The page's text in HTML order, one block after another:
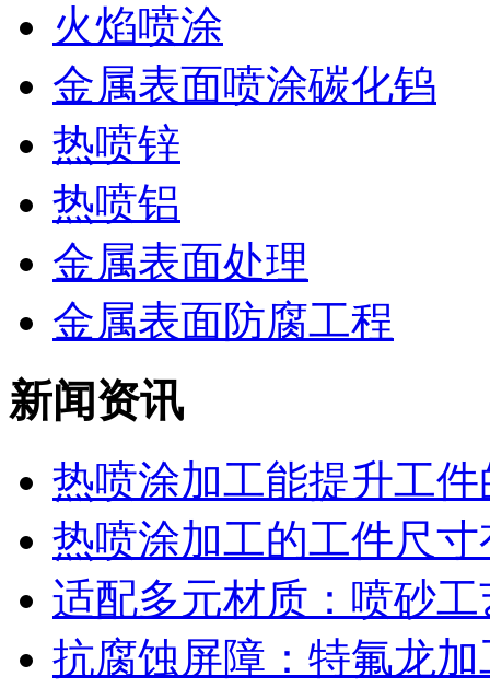
火焰喷涂
金属表面喷涂碳化钨
热喷锌
热喷铝
金属表面处理
金属表面防腐工程
新闻资讯
热喷涂加工能提升工件
热喷涂加工的工件尺寸
适配多元材质：喷砂工
抗腐蚀屏障：特氟龙加